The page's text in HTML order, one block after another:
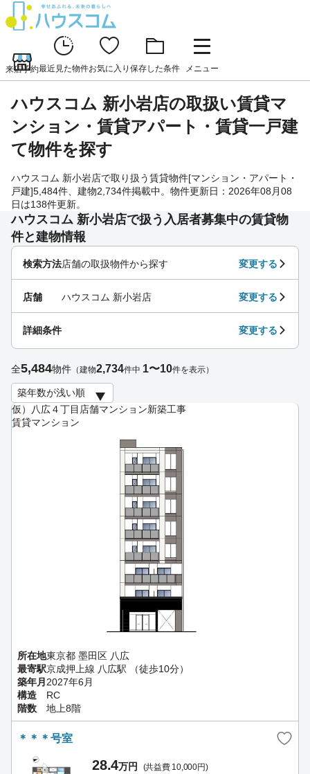
来店予約最近見た物件お気に入り 保存した条件 メニュー
ハウスコム 新小岩店の取扱い賃貸マ
ンション・賃貸アパート・賃貸一戸建
て物件を探す
ハウスコム 新小岩店で取り扱う賃貸物件[マンション・アパート・
戸建]5,484件、建物2,734件掲載中。物件更新日：2026年08月08
日は138件更新。
ハウスコム 新小岩店で扱う入居者募集中の賃貸物
件と建物情報
仮）八広４丁目店舗マンション新築工事
賃貸マンション
所在地東京都 墨田区 八広
最寄駅京成押上線 八広駅 （徒歩10分）
築年月 2027年6月
構造
RC
階数
地上8階
＊＊＊号室
28.4万円 (共益費 10,000円)
検索方法店舗の取扱物件から探す 変更する
店舗 ハウスコム 新小岩店 変更する
詳細条件 変更する
全5,484物件 （建物2,734件中 1〜10件を表示）